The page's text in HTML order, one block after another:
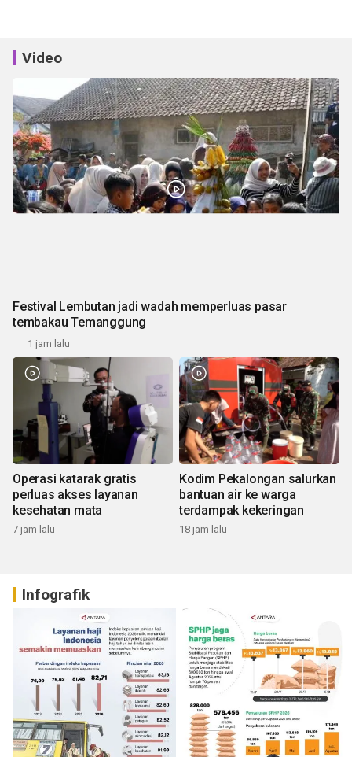
Video
Festival Lembutan jadi wadah memperluas pasar
tembakau Temanggung
1 jam lalu
Operasi katarak gratis
perluas akses layanan
kesehatan mata
7 jam lalu
Kodim Pekalongan salurkan
bantuan air ke warga
terdampak kekeringan
18 jam lalu
Infografik